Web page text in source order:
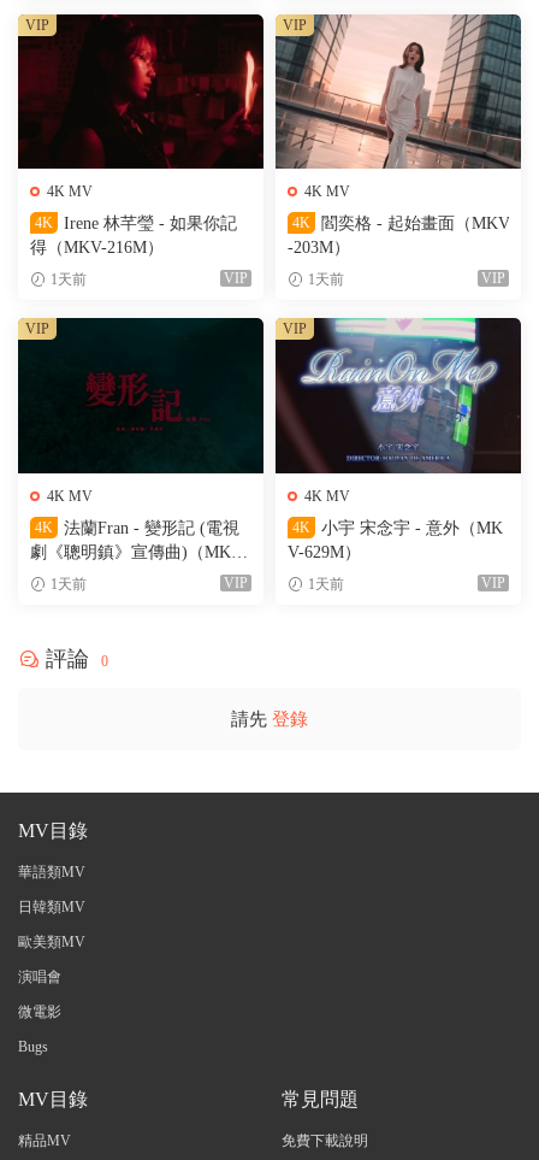
4K MV
4K
Irene 林芊瑩 - 如果你記
得（MKV-216M）
1天前 VIP
VIP
4K MV
4K
閻奕格 - 起始畫面（MKV
-203M）
1天前 VIP
VIP
4K MV
4K
法蘭Fran - 變形記 (電視
劇《聰明鎮》宣傳曲)（MKV-
205M）
1天前 VIP
VIP
4K MV
4K
小宇 宋念宇 - 意外（MK
V-629M）
1天前 VIP
VIP
評論 0
請先 登錄
MV目錄
華語類MV
日韓類MV
歐美類MV
演唱會
微電影
Bugs
MV目錄
精品MV
常見問題
免費下載說明